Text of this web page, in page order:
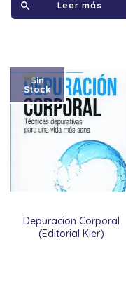
Leer más
Depuracion Corporal
(Editorial Kier)
Sin
Stock